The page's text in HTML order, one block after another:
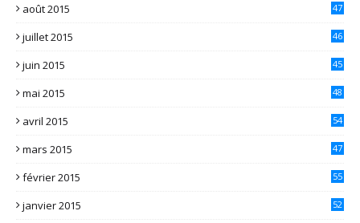
août 2015 47
juillet 2015 46
juin 2015 45
mai 2015 48
avril 2015 54
mars 2015 47
février 2015 55
janvier 2015 52